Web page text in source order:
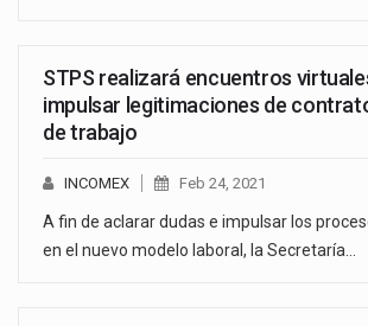
STPS realizará encuentros
impulsar legitimaciones de
de trabajo
INCOMEX Feb 24, 2021
A fin de aclarar dudas e impulsar los
en el nuevo modelo laboral, la Secretaría…